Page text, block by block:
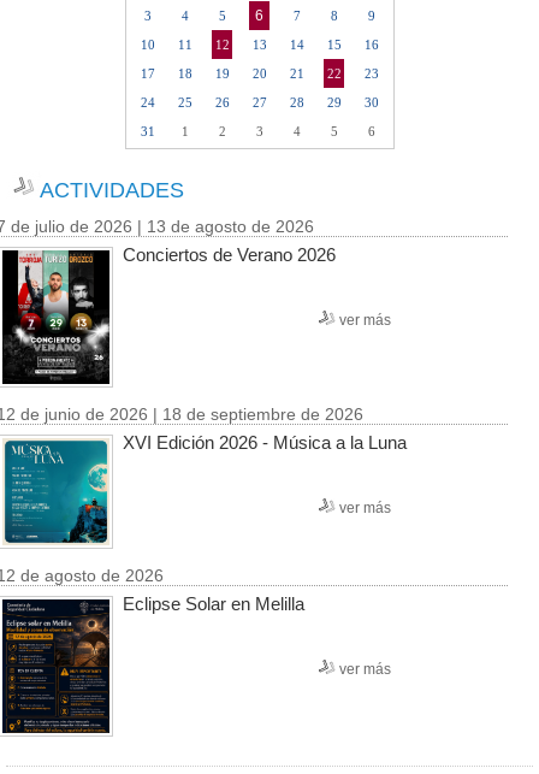
3
4 5 6 7 8
9
10
11 12 13 14 15
16
17
18 19 20 21 22
23
24
25 26 27 28 29
30
31
1 2 3 4 5 6
ACTIVIDADES
de julio de 2026 | 13 de agosto de 2026
Conciertos de Verano 2026
ver más
de junio de 2026 | 18 de septiembre de 2026
XVI Edición 2026 - Música a la Luna
ver más
de agosto de 2026
Eclipse Solar en Melilla
ver más